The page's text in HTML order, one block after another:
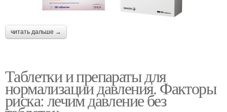
читать дальше →
Таблетки и препараты для
нормализации давления. Факторы
риска: лечим давление без